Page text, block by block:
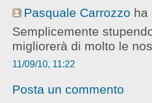
Pasquale Carrozzo ha
Semplicemente
migliorerà di molto le
11/09/10, 11:22
Posta un commento